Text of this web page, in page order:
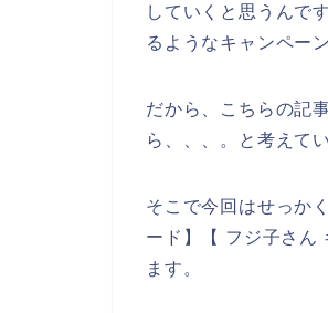
していくと思うんで
るようなキャンペー
だから、こちらの記
ら、、、。と考えて
そこで今回はせっか
ード】【 フジ子さん
ます。